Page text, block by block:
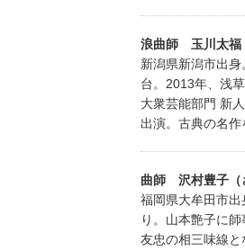
浪曲師 玉川太福
新潟県新潟市出
台。2013年、浅
大衆芸能部門 新
出演。古典の名
曲師 沢村豊子（
福岡県大牟田市
り。山本艶子に
友忠の相三味線